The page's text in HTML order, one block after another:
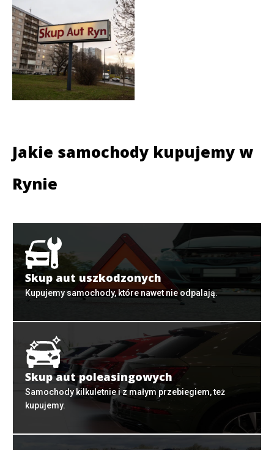
Jakie samochody kupujemy w
Rynie
Skup aut uszkodzonych
Kupujemy samochody, które nawet nie odpalają.
Skup aut poleasingowych
Samochody kilkuletnie i z małym przebiegiem, też
kupujemy.